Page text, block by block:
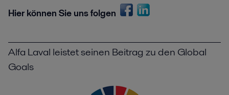
Hier können Sie uns folgen
Alfa Laval leistet seinen Beitrag zu den Global
Goals